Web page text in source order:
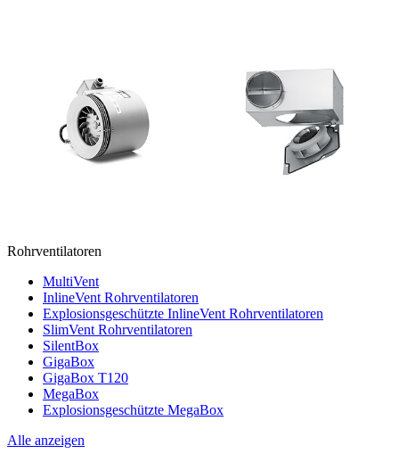
Rohrventilatoren
MultiVent
InlineVent Rohrventilatoren
Explosionsgeschützte InlineVent Rohrventilatoren
SlimVent Rohrventilatoren
SilentBox
GigaBox
GigaBox T120
MegaBox
Explosionsgeschützte MegaBox
Alle anzeigen